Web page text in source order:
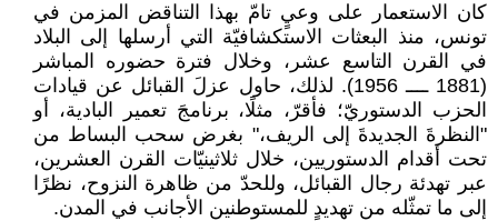
كان الاستعمار على وعيٍ تامّ بهذا التناقض المزمن في
تونس، منذ البعثات الاستكشافيّة التي أرسلها إلى البلاد
في القرن التاسع عشر، وخلال فترة حضوره المباشر
(1881 ــــ 1956). لذلك، حاول عزلَ القبائل عن قيادات
الحزب الدستوريّ؛ فأقرّ، مثلًا، برنامجَ تعمير البادية، أو
"النظرةَ الجديدةَ إلى الريف،" بغرض سحب البساط من
تحت أقدام الدستوريين، خلال ثلاثينيّات القرن العشرين،
عبر تهدئة رجال القبائل، وللحدّ من ظاهرة النزوح، نظرًا
إلى ما تمثّله من تهديدٍ للمستوطنين الأجانب في المدن.